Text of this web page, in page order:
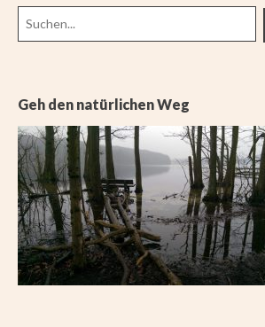
Geh den natürlichen Weg